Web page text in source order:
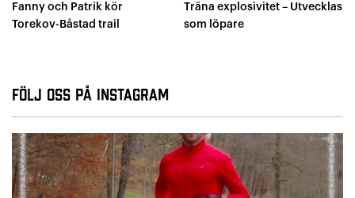
Fanny och Patrik kör
Torekov-Båstad trail
Träna explosivitet – Utvecklas
som löpare
Följ oss på Instagram